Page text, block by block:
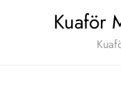
Kuaför